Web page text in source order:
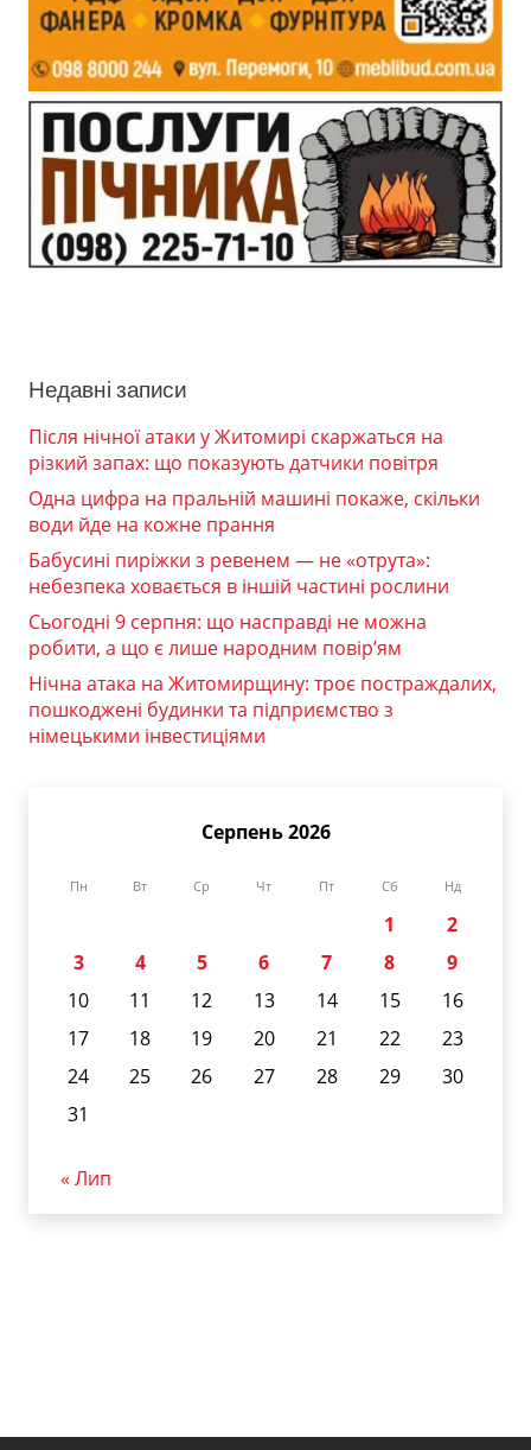
Недавні записи
Після нічної атаки у Житомирі скаржаться на
різкий запах: що показують датчики повітря
Одна цифра на пральній машині покаже, скільки
води йде на кожне прання
Бабусині пиріжки з ревенем — не «отрута»:
небезпека ховається в іншій частині рослини
Сьогодні 9 серпня: що насправді не можна
робити, а що є лише народним повір’ям
Нічна атака на Житомирщину: троє постраждалих,
пошкоджені будинки та підприємство з
німецькими інвестиціями
Серпень 2026
Пн Вт Ср Чт Пт Сб Нд
1
2
3
4 5 6 7 8
9
10
11 12 13 14 15
16
17
18 19 20 21 22
23
24
25 26 27 28 29
30
31
« Лип